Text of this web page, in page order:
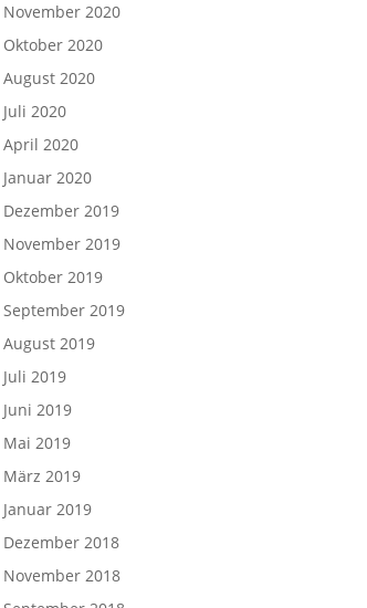
November 2020
Oktober 2020
August 2020
Juli 2020
April 2020
Januar 2020
Dezember 2019
November 2019
Oktober 2019
September 2019
August 2019
Juli 2019
Juni 2019
Mai 2019
März 2019
Januar 2019
Dezember 2018
November 2018